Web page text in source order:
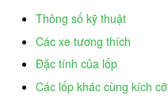
Thông số kỹ thuật
Các xe tương thích
Đặc tính của lốp
Các lốp khác cùng kích cỡ